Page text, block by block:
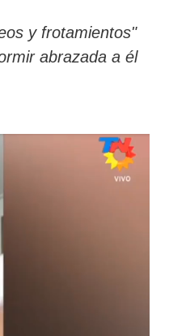
y frotamientos"
abrazada a él